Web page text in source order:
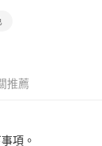
後付」服務完成之交
相關給付款項請求債
同意方可使用
本公司不負相關責
推薦
項。